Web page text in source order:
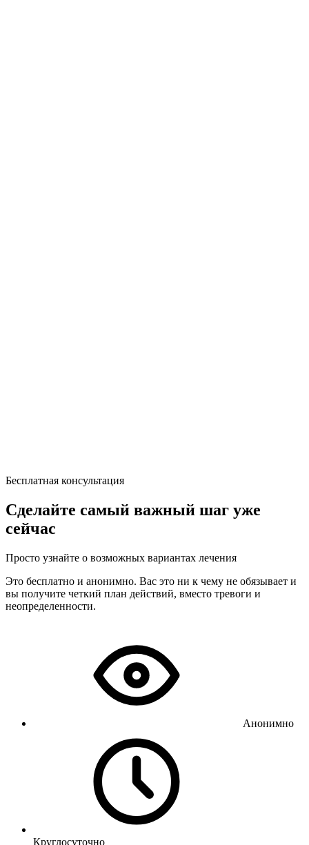
Бесплатная консультация
Сделайте самый важный шаг уже
сейчас
Просто узнайте о возможных вариантах лечения
Это бесплатно и анонимно. Вас это ни к чему не обязывает и
вы получите четкий план действий, вместо тревоги и
неопределенности.
Анонимно
Круглосуточно